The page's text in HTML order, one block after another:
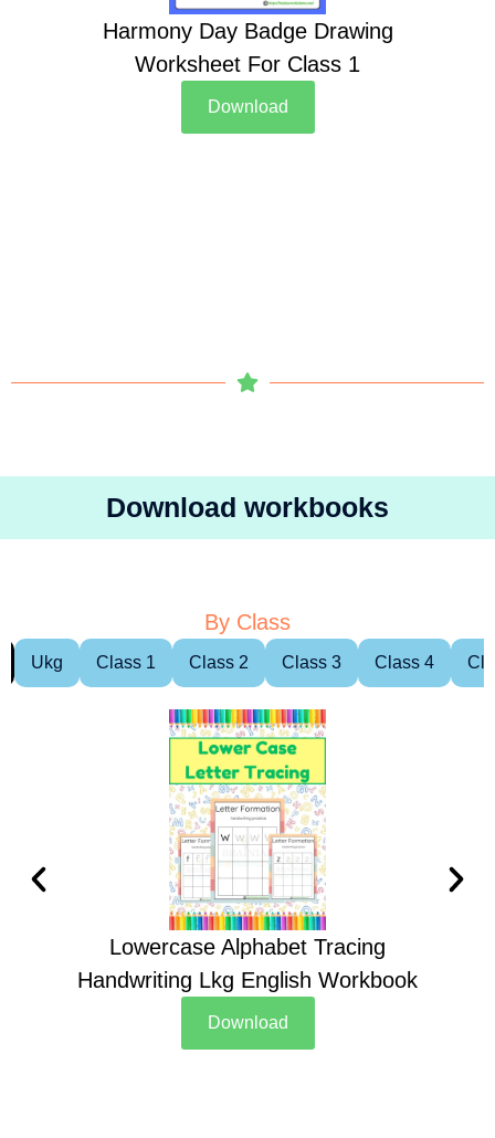
Harmony Day Badge Drawing
Worksheet For Class 1
Download
Download workbooks
By Class
Ukg Class 1 Class 2 Class 3 Class 4
Lowercase Alphabet Tracing
Handwriting Lkg English Workbook
Download